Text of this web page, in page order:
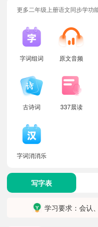
更多二年级上册语文同步学功
字词组词 原文音频
古诗词 337晨读
字词消消乐
写字表
学习要求：会认